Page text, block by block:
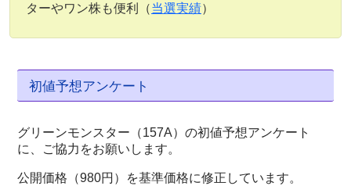
ターやワン株も便利（当選実績）
初値予想アンケート
グリーンモンスター（157A）の初値予想アンケート
に、ご協力をお願いします。
公開価格（980円）を基準価格に修正しています。